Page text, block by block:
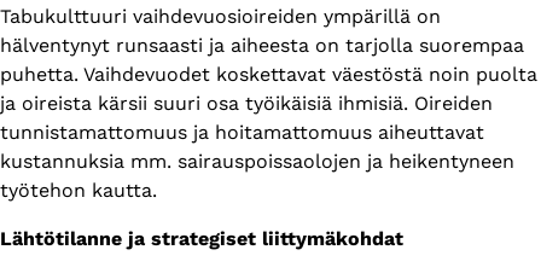
Tabukulttuuri vaihdevuosioireiden ympärillä on
hälventynyt runsaasti ja aiheesta on tarjolla suorempaa
puhetta. Vaihdevuodet koskettavat väestöstä noin puolta
ja oireista kärsii suuri osa työikäisiä ihmisiä. Oireiden
tunnistamattomuus ja hoitamattomuus aiheuttavat
kustannuksia mm. sairauspoissaolojen ja heikentyneen
työtehon kautta.
Lähtötilanne ja strategiset liittymäkohdat